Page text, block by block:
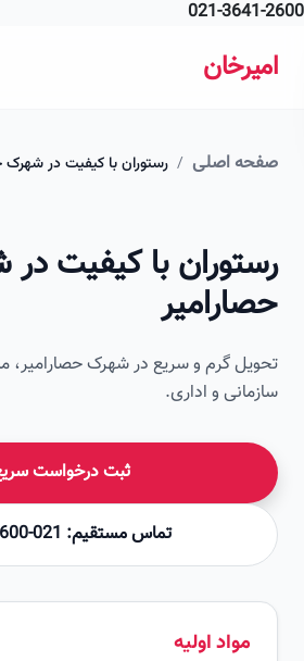
021-
اصلی / رستوران با کیفیت در شهرک حصارامیر
با کیفیت در
گرم و سریع در شهرک حصارامیر،
و اداری.
ثبت درخواست سریع
تماس مستقیم: 021-36412600
مواد اولیه
تصویر این صفحه به زودی اضافه می‌شود